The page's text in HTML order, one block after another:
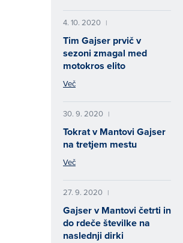
4. 10. 2020 |
Tim Gajser prvič v
sezoni zmagal med
motokros elito
Več
30. 9. 2020 |
Tokrat v Mantovi Gajser
na tretjem mestu
Več
27. 9. 2020 |
Gajser v Mantovi četrti in
do rdeče številke na
naslednji dirki